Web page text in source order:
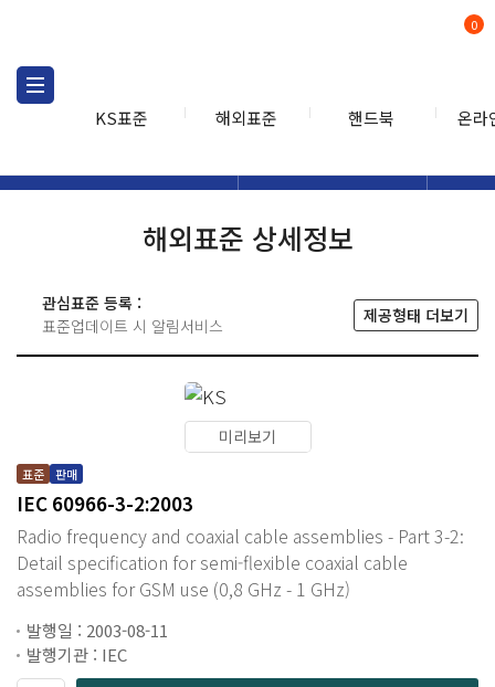
KS표준 해외표준 핸드북 온라
0
해외표준 상세정보
관심표준 등록 :
표준업데이트 시 알림서비스
제공형태 더보기
미리보기
표준 판매
IEC 60966-3-2:2003
Radio frequency and coaxial cable assemblies - Part 3-2:
Detail specification for semi-flexible coaxial cable
assemblies for GSM use (0,8 GHz - 1 GHz)
발행일 : 2003-08-11
발행기관 : IEC